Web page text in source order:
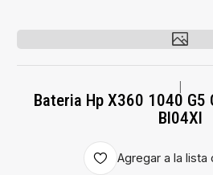
Bateria Hp X360 1040 G5
Bl04Xl
Agregar a la lista